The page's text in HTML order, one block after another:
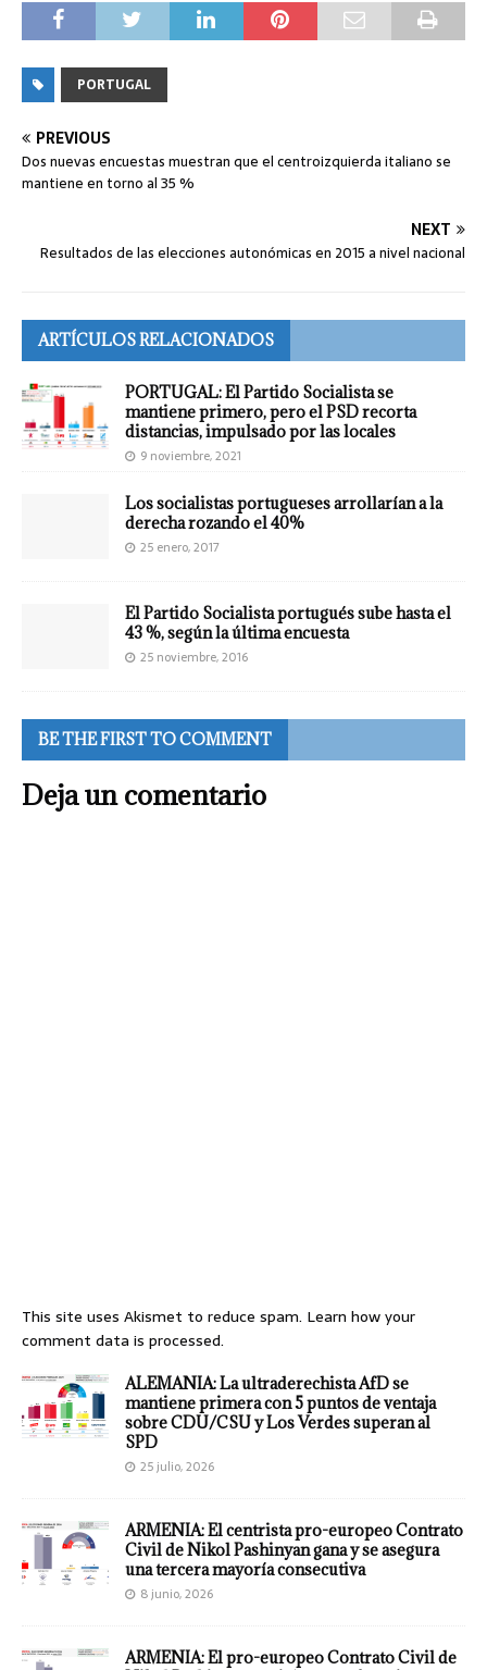
PORTUGAL
PREVIOUS
Dos nuevas encuestas muestran que el centroizquierda italiano se
mantiene en torno al 35 %
NEXT
Resultados de las elecciones autonómicas en 2015 a nivel nacional
ARTÍCULOS RELACIONADOS
PORTUGAL: El Partido Socialista se
mantiene primero, pero el PSD recorta
distancias, impulsado por las locales
9 noviembre, 2021
Los socialistas portugueses arrollarían a la
derecha rozando el 40%
25 enero, 2017
El Partido Socialista portugués sube hasta el
43 %, según la última encuesta
25 noviembre, 2016
BE THE FIRST TO COMMENT
Deja un comentario
This site uses Akismet to reduce spam. Learn how your
comment data is processed.
ALEMANIA: La ultraderechista AfD se
mantiene primera con 5 puntos de ventaja
sobre CDU/CSU y Los Verdes superan al
SPD
25 julio, 2026
ARMENIA: El centrista pro-europeo Contrato
Civil de Nikol Pashinyan gana y se asegura
una tercera mayoría consecutiva
8 junio, 2026
ARMENIA: El pro-europeo Contrato Civil de